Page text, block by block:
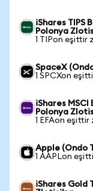
iShares TIPS
Polonya
1 TIPon eşittir
SpaceX
1 SPCXon
iShares MSCI
Polonya
1 EFAon eşittir
Apple (Ondo
1 AAPLon
iShares Gold